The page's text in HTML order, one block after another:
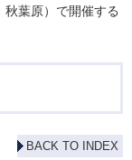
葉原）で開催する
BACK TO INDEX